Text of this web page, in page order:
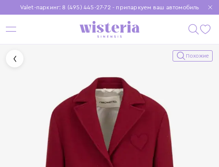
Valet-паркинг: 8 (495) 445-27-72 - припаркуем ваш автомобиль
Бесплатная доставка при заказе от 15 000 ₽
Установите приложение, чтобы покупки были еще удобнее
Похожие